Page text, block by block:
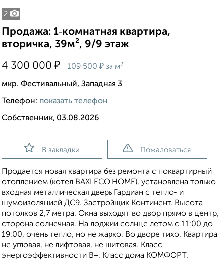
2
Продажа: 1‑комнатная квартира,
вторичка, 39м², 9/9 этаж
4 300 000 ₽ 109 500 ₽ за м²
мкр. Фестивальный, Западная 3
Телефон: показать телефон
Собственник, 03.08.2026
В закладки Пожаловаться
Продается новая квартира без ремонта с поквартирный
отоплением (котел BAXI ECO HOME), установлена только
входная металлическая дверь Гардиан с тепло- и
шумоизоляцией ДС9. Застройщик Континент. Высота
потолков 2,7 метра. Окна выходят во двор прямо в центр,
сторона солнечная. На лоджии солнце летом с 11:00 до
19:00, очень тепло, но не жарко. Во дворе тихо. Квартира
не угловая, не лифтовая, не щитовая. Класс
энергоэффективности B+. Класс дома КОМФОРТ.